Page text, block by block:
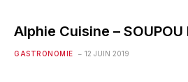
Alphie Cuisine – SOUPOU
GASTRONOMIE 12 JUIN 2019